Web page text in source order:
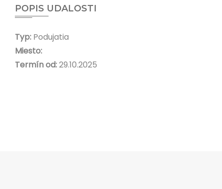
POPIS UDALOSTI
Typ: Podujatia
Miesto:
Termín od:29.10.2025